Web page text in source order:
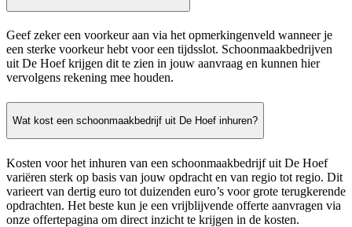
Geef zeker een voorkeur aan via het opmerkingenveld wanneer je
een sterke voorkeur hebt voor een tijdsslot. Schoonmaakbedrijven
uit De Hoef krijgen dit te zien in jouw aanvraag en kunnen hier
vervolgens rekening mee houden.
Wat kost een schoonmaakbedrijf uit De Hoef inhuren?
Kosten voor het inhuren van een schoonmaakbedrijf uit De Hoef
variëren sterk op basis van jouw opdracht en van regio tot regio. Dit
varieert van dertig euro tot duizenden euro’s voor grote terugkerende
opdrachten. Het beste kun je een vrijblijvende offerte aanvragen via
onze offertepagina om direct inzicht te krijgen in de kosten.